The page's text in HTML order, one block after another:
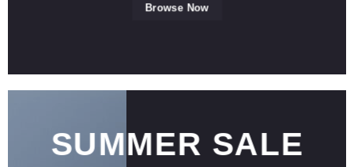
Browse Now
SUMMER SALE